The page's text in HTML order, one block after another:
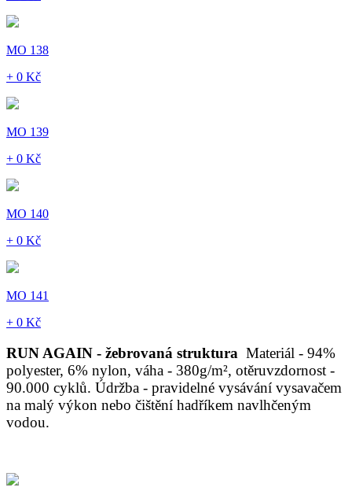
MO 138
+ 0 Kč
MO 139
+ 0 Kč
MO 140
+ 0 Kč
MO 141
+ 0 Kč
RUN AGAIN - žebrovaná struktura Materiál - 94%
polyester, 6% nylon, váha - 380g/m², otěruvzdornost -
90.000 cyklů. Údržba - pravidelné vysávání vysavačem
na malý výkon nebo čištění hadříkem navlhčeným
vodou.